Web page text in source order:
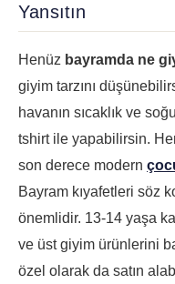
Yansıtın
Henüz bayramda ne
giyim tarzını
havanın sıcaklık ve
tshirt ile yapabilirsin.
son derece modern
Bayram kıyafetleri söz
önemlidir. 13-14 yaşa
ve üst giyim ürünlerini
özel olarak da satın